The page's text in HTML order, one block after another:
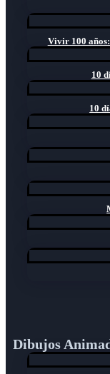
Vivir 100 años:
10
10
Dibujos